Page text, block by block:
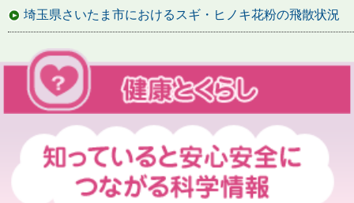
埼玉県さいたま市におけるスギ・ヒノキ花粉の飛散状況